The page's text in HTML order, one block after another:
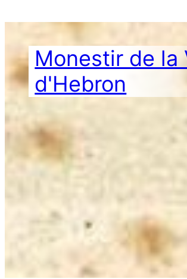
contingut
Monestir de la
d'Hebron